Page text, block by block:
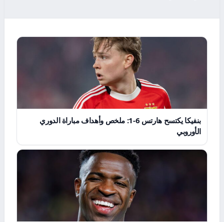
بنفيكا يكتسح هارتس 6-1: ملخص وأهداف مباراة الدوري
الأوروبي